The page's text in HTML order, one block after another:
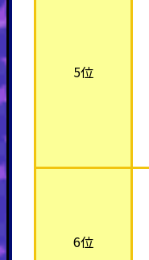
5位
6位